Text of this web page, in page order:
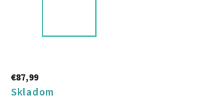
€87,99
Skladom